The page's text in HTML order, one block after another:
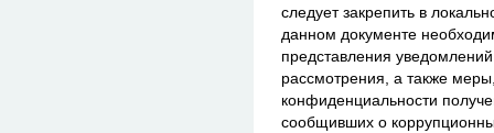
следует закрепить в
данном документе
представления
рассмотрения, а также
конфиденциальности
сообщивших о